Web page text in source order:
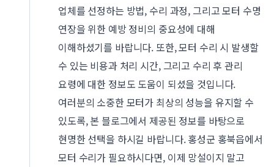
업체를 선정하는 방법, 수리 과정, 그리고 모터 수명
연장을 위한 예방 정비의 중요성에 대해
이해하셨기를 바랍니다. 또한, 모터 수리 시 발생할
수 있는 비용과 처리 시간, 그리고 수리 후 관리
요령에 대한 정보도 도움이 되셨을 것입니다.
여러분의 소중한 모터가 최상의 성능을 유지할 수
있도록, 본 블로그에서 제공된 정보를 바탕으로
현명한 선택을 하시길 바랍니다. 홍성군 홍북읍에서
모터 수리가 필요하시다면, 이제 망설이지 말고